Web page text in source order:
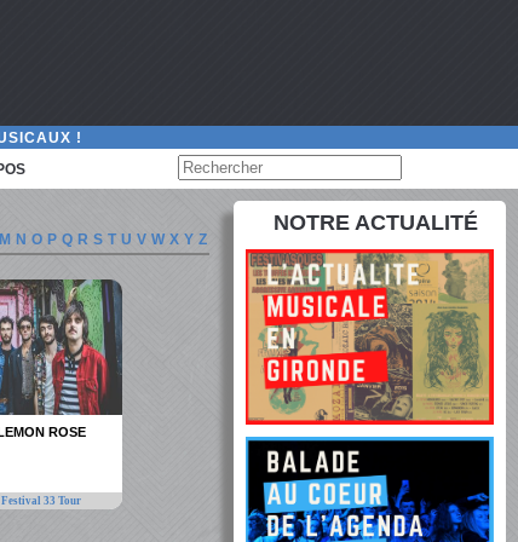
!
M N O P Q R S T U V W X Y Z
ROSE
Festival 33 Tour
NOTRE ACTUALITÉ